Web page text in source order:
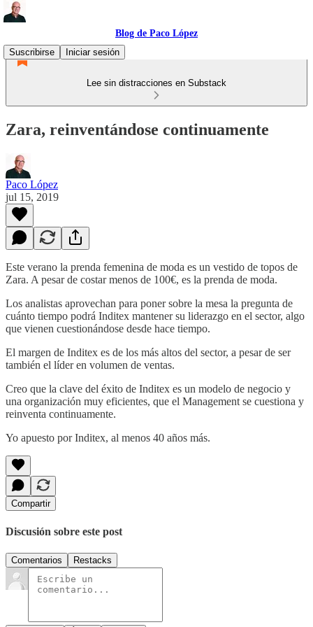
Blog de Paco López
Suscribirse
Iniciar sesión
Lee sin distracciones en Substack
Zara, reinventándose continuamente
Paco López
jul 15, 2019
Este verano la prenda femenina de moda es un vestido de topos de
Zara. A pesar de costar menos de 100€, es la prenda de moda.
Los analistas aprovechan para poner sobre la mesa la pregunta de
cuánto tiempo podrá Inditex mantener su liderazgo en el sector, algo
que vienen cuestionándose desde hace tiempo.
El margen de Inditex es de los más altos del sector, a pesar de ser
también el líder en volumen de ventas.
Creo que la clave del éxito de Inditex es un modelo de negocio y
una organización muy eficientes, que el Management se cuestiona y
reinventa continuamente.
Yo apuesto por Inditex, al menos 40 años más.
Compartir
Discusión sobre este post
Comentarios Restacks